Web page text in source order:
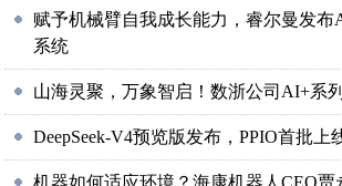
赋予机械臂自我成长能力，睿尔曼发布
系统
山海灵聚，万象智启！数浙公司AI+系
DeepSeek-V4预览版发布，PPIO首批上
机器如何适应环境？海康机器人CEO贾